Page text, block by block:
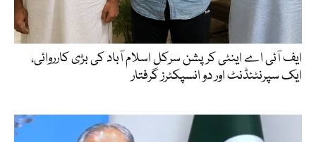
ایف آئی اے اینٹی کرپشن سرکل اسلام آباد کی بڑی کارروائی،
ایک سپرنٹنڈنٹ اور دو انسپکٹرز گرفتار